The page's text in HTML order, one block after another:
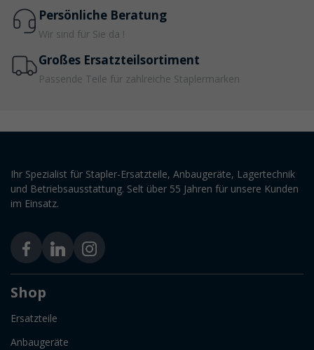
Persönliche Beratung
Wir sind für Sie da !
Großes Ersatzteilsortiment
Passende Teile für zahlreiche Staplermarken
Ihr Spezialist für Stapler-Ersatzteile, Anbaugeräte, Lagertechnik
und Betriebsausstattung. Selt über 55 Jahren für unsere Kunden
im Einsatz.
Shop
Ersatzteile
Anbaugeräte